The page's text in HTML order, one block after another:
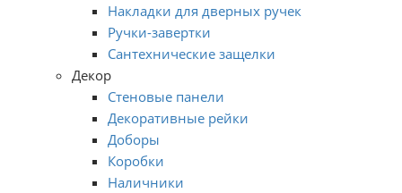
Накладки для дверных ручек
Ручки-завертки
Сантехнические защелки
Декор
Стеновые панели
Декоративные рейки
Доборы
Коробки
Наличники